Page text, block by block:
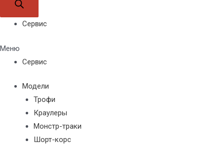
Сервис
Меню
Сервис
Модели
Трофи
Краулеры
Монстр-траки
Шорт-корс